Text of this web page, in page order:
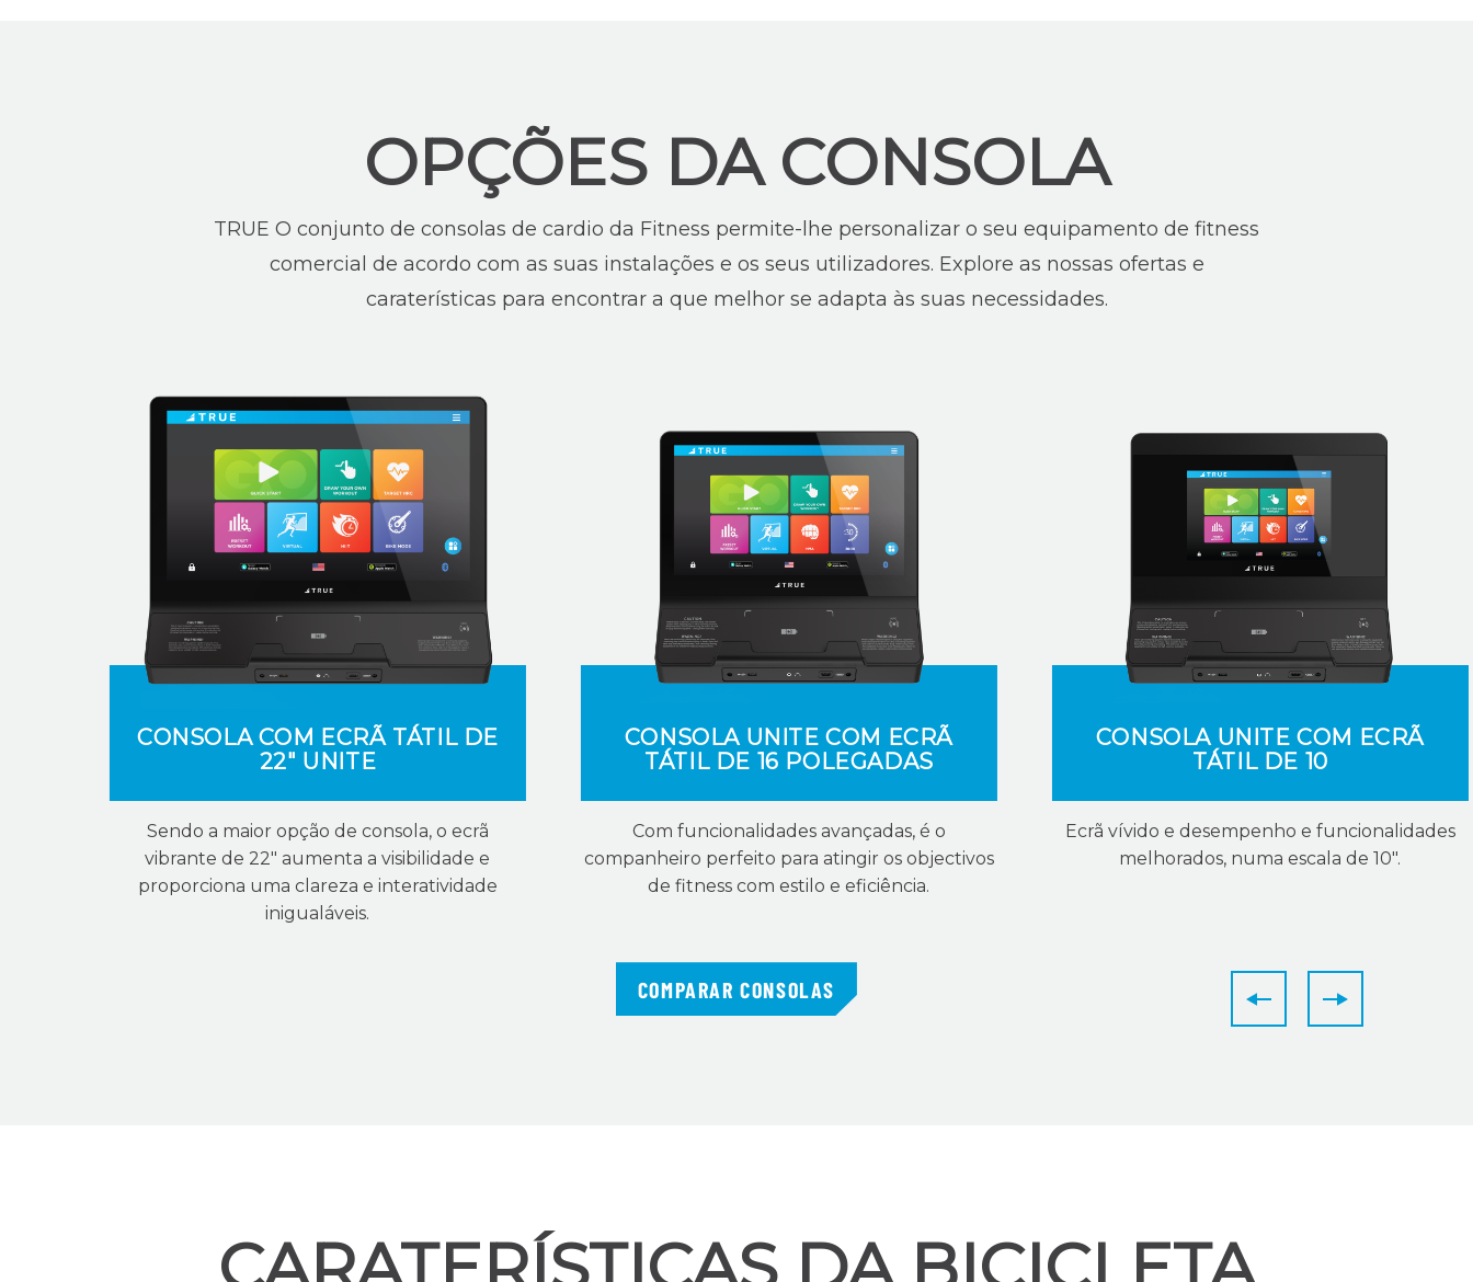
OPÇÕES DA CONSOLA
TRUE O conjunto de consolas de cardio da Fitness permite-lhe personalizar o seu equipamento de fitness
comercial de acordo com as suas instalações e os seus utilizadores. Explore as nossas ofertas e
caraterísticas para encontrar a que melhor se adapta às suas necessidades.
CONSOLA COM ECRÃ TÁTIL DE
22" UNITE
Sendo a maior opção de consola, o ecrã
vibrante de 22" aumenta a visibilidade e
proporciona uma clareza e interatividade
inigualáveis.
CONSOLA UNITE COM ECRÃ
TÁTIL DE 16 POLEGADAS
Com funcionalidades avançadas, é o
companheiro perfeito para atingir os objectivos
de fitness com estilo e eficiência.
CONSOLA UNITE COM ECRÃ
TÁTIL DE 10
Ecrã vívido e desempenho e funcionalidades
melhorados, numa escala de 10".
COMPARAR CONSOLAS